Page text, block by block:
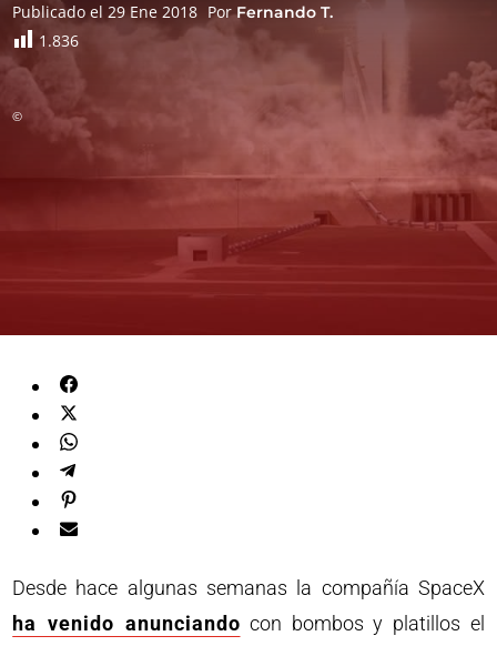
Publicado el 29 Ene 2018 PorFernando T.
1.836
©
Desde hace algunas semanas la compañía SpaceX
ha venido anunciando con bombos y platillos el